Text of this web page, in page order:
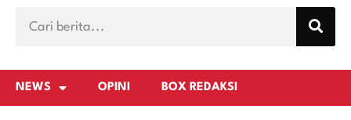
NEWS OPINI BOX REDAKSI